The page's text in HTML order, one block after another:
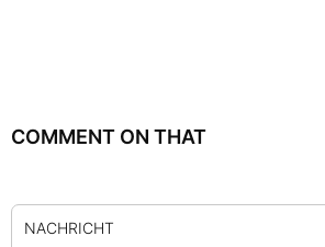
COMMENT ON THAT
NACHRICHT